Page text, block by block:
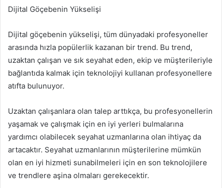
Dijital Göçebenin Yükselişi
Dijital göçebenin yükselişi, tüm dünyadaki profesyoneller
arasında hızla popülerlik kazanan bir trend. Bu trend,
uzaktan çalışan ve sık seyahat eden, ekip ve müşterileriyle
bağlantıda kalmak için teknolojiyi kullanan profesyonellere
atıfta bulunuyor.
Uzaktan çalışanlara olan talep arttıkça, bu profesyonellerin
yaşamak ve çalışmak için en iyi yerleri bulmalarına
yardımcı olabilecek seyahat uzmanlarına olan ihtiyaç da
artacaktır. Seyahat uzmanlarının müşterilerine mümkün
olan en iyi hizmeti sunabilmeleri için en son teknolojilere
ve trendlere aşina olmaları gerekecektir.